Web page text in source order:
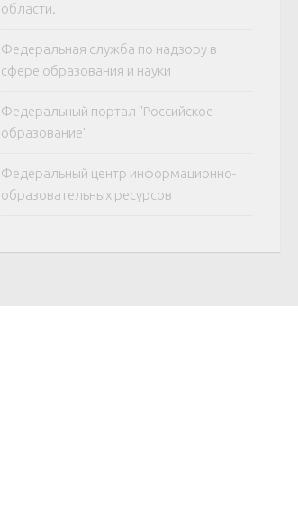
области.
Федеральная служба по надзору в
сфере образования и науки
Федеральный портал "Российское
образование"
Федеральный центр информационно-
образовательных ресурсов